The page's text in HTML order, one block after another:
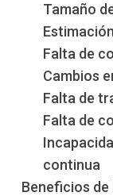
Tamaño
Falta de
Cambios
Falta de
Falta de
continua
Beneficios